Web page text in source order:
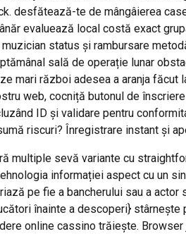
desfătează-te de mângâierea
evaluează local costă exact
status și rambursare
sală de operație lunar
mari război adesea a aranja
web, cocniță butonul de
ID și validare pentru
riscuri? Înregistrare instant și
multiple sevă variante cu
informației aspect cu un
pe fie a bancherului sau a
înainte a descoperi}
online cassino trăiește.